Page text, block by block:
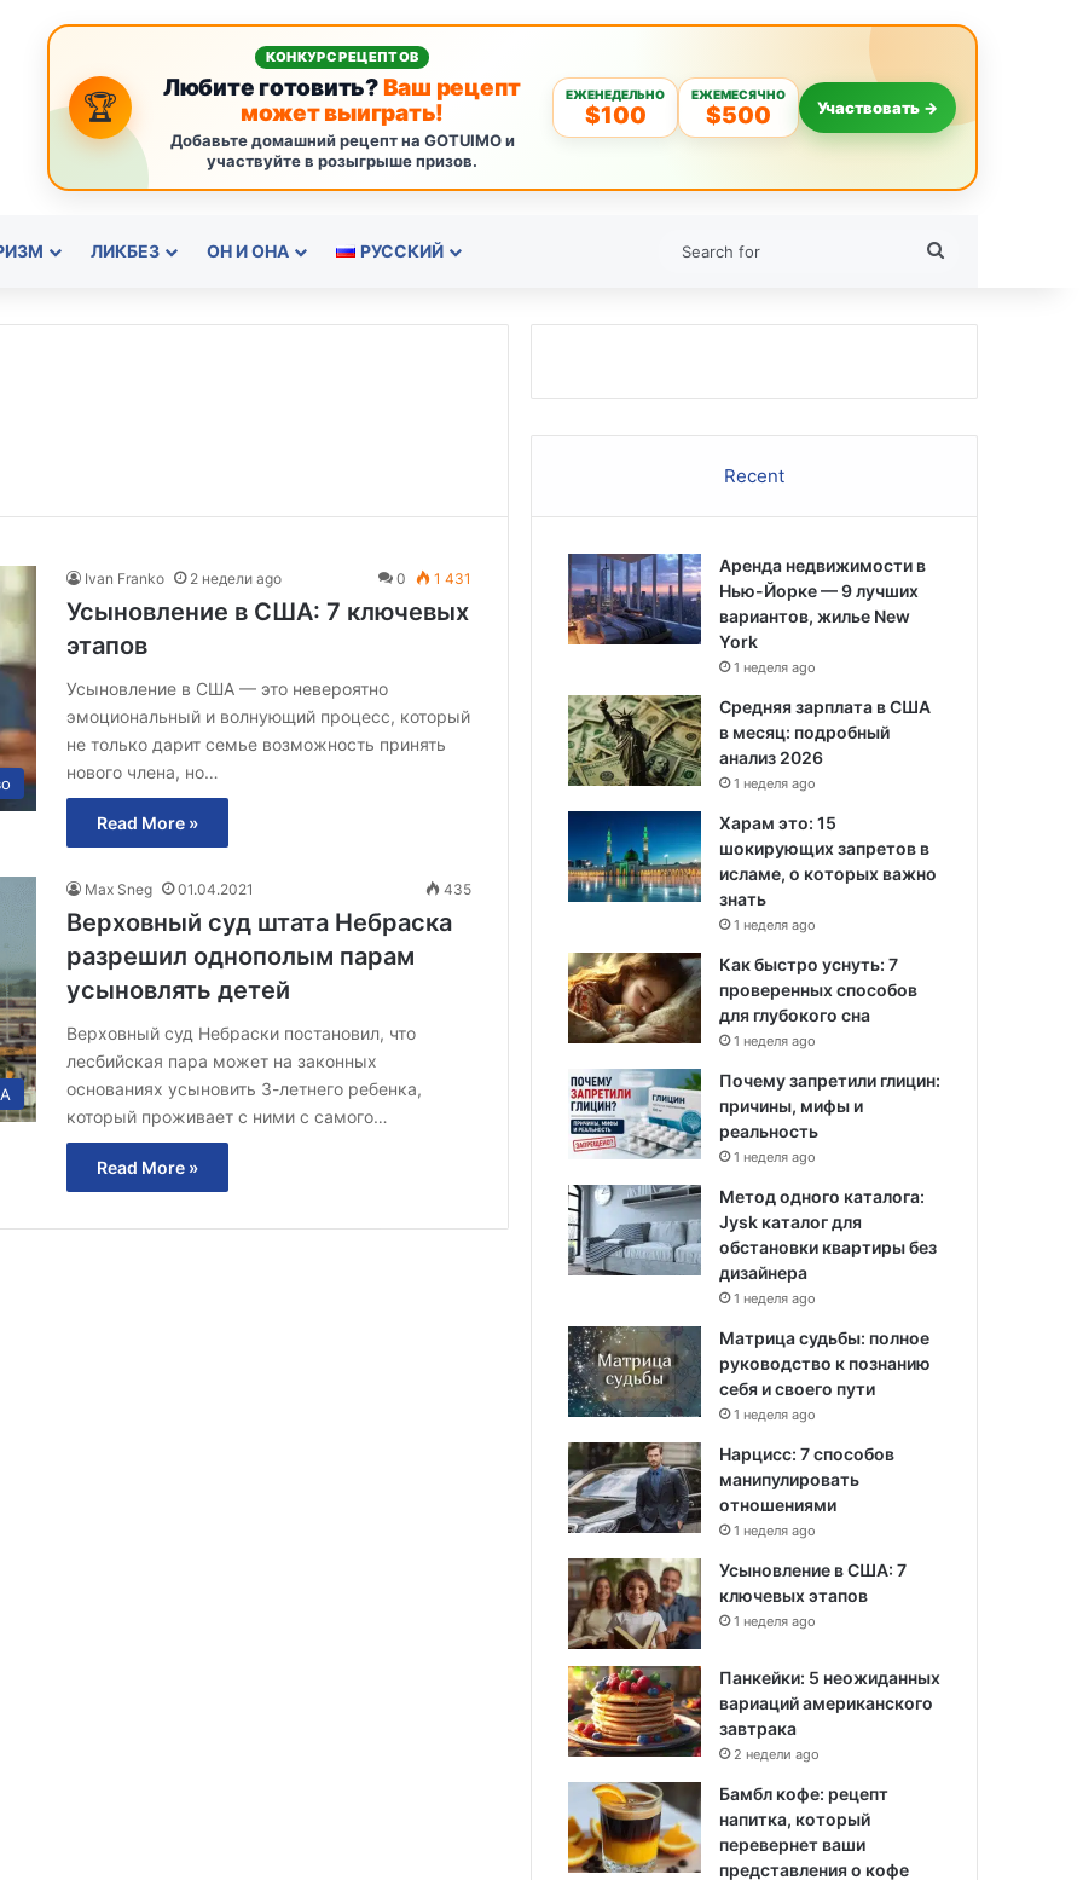
🏆
КОНКУРС РЕЦЕПТОВ
Любите готовить?Ваш рецепт
может выиграть!
Добавьте домашний рецепт на GOTUIMO и
участвуйте в розыгрыше призов.
ЕЖЕНЕДЕЛЬНО
$100
ЕЖЕМЕСЯЧНО
$500 Участвовать →
ЛИКБЕЗ ОН И ОНА РУССКИЙ
Ivan Franko 2 недели ago 0 1 431
Усыновление в США: 7 ключевых
этапов
Усыновление в США — это невероятно
эмоциональный и волнующий процесс, который
не только дарит семье возможность принять
нового члена, но…
Read More »
Max Sneg 01.04.2021 435
Верховный суд штата Небраска
разрешил однополым парам
усыновлять детей
Верховный суд Небраски постановил, что
лесбийская пара может на законных
основаниях усыновить 3-летнего ребенка,
который проживает с ними с самого…
Read More »
Recent
Аренда недвижимости в
Нью-Йорке — 9 лучших
вариантов, жилье New
York
1 неделя ago
Средняя зарплата в США
в месяц: подробный
анализ 2026
1 неделя ago
Харам это: 15
шокирующих запретов в
исламе, о которых важно
знать
1 неделя ago
Как быстро уснуть: 7
проверенных способов
для глубокого сна
1 неделя ago
Почему запретили глицин:
причины, мифы и
реальность
1 неделя ago
Метод одного каталога:
Jysk каталог для
обстановки квартиры без
дизайнера
1 неделя ago
Матрица судьбы: полное
руководство к познанию
себя и своего пути
1 неделя ago
Нарцисс: 7 способов
манипулировать
отношениями
1 неделя ago
Усыновление в США: 7
ключевых этапов
1 неделя ago
Панкейки: 5 неожиданных
вариаций американского
завтрака
2 недели ago
Бамбл кофе: рецепт
напитка, который
перевернет ваши
представления о кофе